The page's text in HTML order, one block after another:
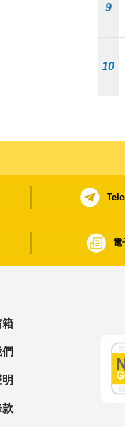
9
10
電
箱
款